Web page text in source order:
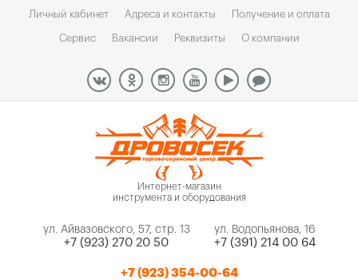
Личный кабинет Адреса и контакты Получение и оплата
Сервис Вакансии Реквизиты О компании
Интернет-магазин
инструмента и оборудования
ул. Айвазовского, 57, стр. 13
+7 (923) 270 20 50
ул. Водопьянова, 16
+7 (391) 214 00 64
+7 (923) 354-00-64